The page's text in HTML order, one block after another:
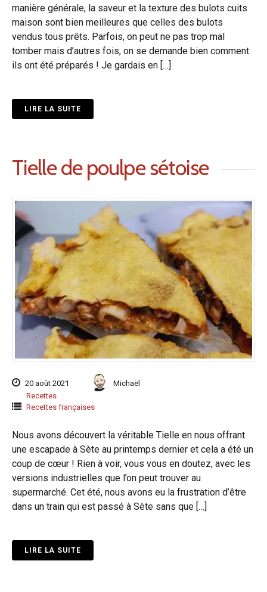
manière générale, la saveur et la texture des bulots cuits
maison sont bien meilleures que celles des bulots
vendus tous prêts. Parfois, on peut ne pas trop mal
tomber mais d’autres fois, on se demande bien comment
ils ont été préparés ! Je gardais en […]
LIRE LA SUITE
Tielle de poulpe sétoise
20 août 2021
Michaël
Recettes
Recettes françaises
Nous avons découvert la véritable Tielle en nous offrant
une escapade à Sète au printemps dernier et cela a été un
coup de cœur ! Rien à voir, vous vous en doutez, avec les
versions industrielles que l’on peut trouver au
supermarché. Cet été, nous avons eu la frustration d’être
dans un train qui est passé à Sète sans que […]
LIRE LA SUITE